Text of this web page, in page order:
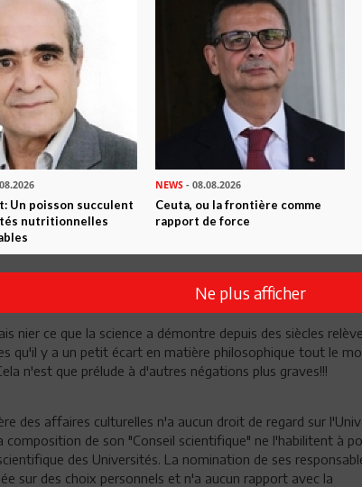
nier ce que la science a démontre depuis des siècles
qu'il y a un petit écart en matière philosophique tout le
n'est que prélude à d'autres négations plus graves!!!
des affaires culturelles n'a aucun droit de regard sur
de son "Conseil scientifique" ne l'habilitent à
des Universités. La nomination de ses
sur des choix personnels et n'a aucun rapport avec la
Un poisson succulent
nutritionnelles
NEWS - 08.08.2026
Ceuta, ou la frontière comme
rapport de force
Ne plus afficher